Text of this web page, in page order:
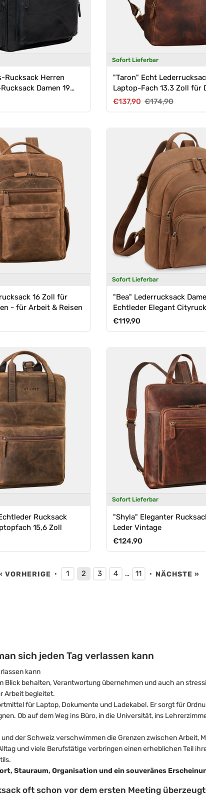
Rucksack Herren
Damen 19
Sofort Lieferbar
"Taron" Echt
Laptop-Fach 13.3 Zoll für
Herren
Verkaufspreis
€137,90 Normaler Preis
€174,90
16 Zoll für
- für Arbeit & Reisen
Sofort Lieferbar
"Bea" Lederrucksack
Echtleder Elegant
mittelgroß
Normaler Preis
€119,90
Rucksack
15,6 Zoll
Sofort Lieferbar
"Shyla" Eleganter
Leder Vintage
Normaler Preis
€124,90
VORHERIGE · 1 2 3 4 … 11 · NÄCHSTE »
sich jeden Tag verlassen kann
kann
Blick behalten, Verantwortung übernehmen und auch an
Arbeit begleitet.
für Laptop, Dokumente und Ladekabel. Er sorgt für
Ob auf dem Weg ins Büro, in die Universität, ins
der Schweiz verschwimmen die Grenzen zwischen Arbeit,
und viele Berufstätige verbringen einen erheblichen Teil
Stauraum, Organisation und ein souveränes
oft schon vor dem ersten Meeting überzeugt